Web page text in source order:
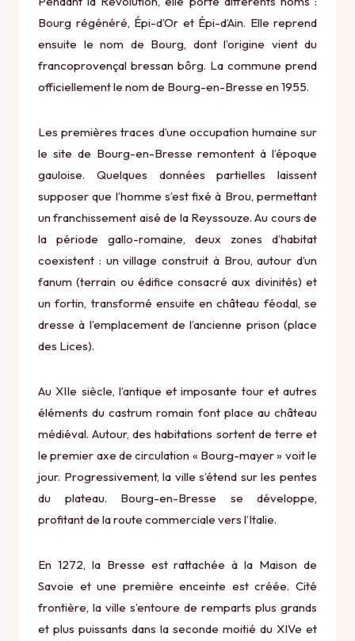
Bourg régénéré, Épi-d’Or et Épi-d’Ain. Elle reprend
ensuite le nom de Bourg, dont l’origine vient du
francoprovençal bressan bôrg. La commune prend
officiellement le nom de Bourg-en-Bresse en 1955.
Les premières traces d’une occupation humaine sur
le site de Bourg-en-Bresse remontent à l’époque
gauloise. Quelques données partielles laissent
supposer que l’homme s’est fixé à Brou, permettant
un franchissement aisé de la Reyssouze. Au cours de
la période gallo-romaine, deux zones d’habitat
coexistent : un village construit à Brou, autour d’un
fanum (terrain ou édifice consacré aux divinités) et
un fortin, transformé ensuite en château féodal, se
dresse à l’emplacement de l’ancienne prison (place
des Lices).
Au XIIe siècle, l’antique et imposante tour et autres
éléments du castrum romain font place au château
médiéval. Autour, des habitations sortent de terre et
le premier axe de circulation « Bourg-mayer » voit le
jour. Progressivement, la ville s’étend sur les pentes
du plateau. Bourg-en-Bresse se développe,
profitant de la route commerciale vers l’Italie.
En 1272, la Bresse est rattachée à la Maison de
Savoie et une première enceinte est créée. Cité
frontière, la ville s’entoure de remparts plus grands
et plus puissants dans la seconde moitié du XIVe et